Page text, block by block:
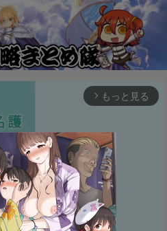
arrow_forward_ios もっと見る